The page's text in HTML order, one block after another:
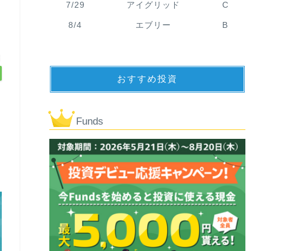
7/29 アイグリッド C
8/4 エブリー B
おすすめ投資
Funds